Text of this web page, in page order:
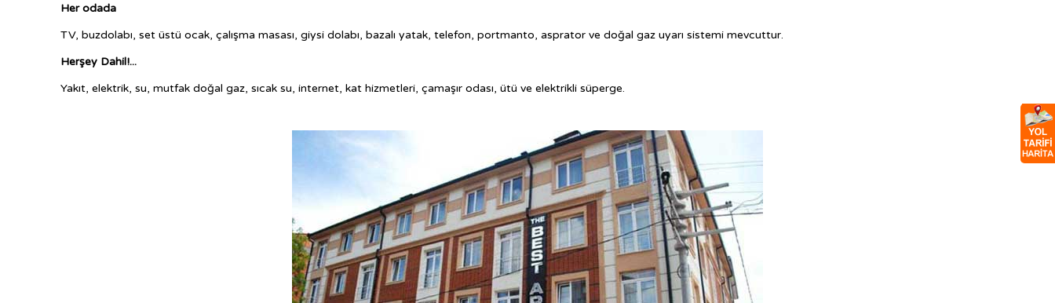
Her odada
TV, buzdolabı, set üstü ocak, çalışma masası, giysi dolabı, bazalı yatak, telefon, portmanto, asprator ve doğal gaz uyarı sistemi mevcuttur.
Herşey Dahil!...
Yakıt, elektrik, su, mutfak doğal gaz, sıcak su, internet, kat hizmetleri, çamaşır odası, ütü ve elektrikli süperge.